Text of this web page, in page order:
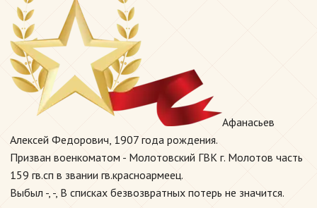
Афанасьев
Алексей Федорович, 1907 года рождения.
Призван военкоматом - Молотовский ГВК г. Молотов часть
159 гв.сп в звании гв.красноармеец.
Выбыл -, -, В списках безвозвратных потерь не значится.